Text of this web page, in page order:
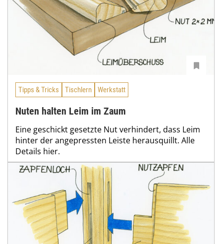
Tipps & Tricks Tischlern Werkstatt
Nuten halten Leim im Zaum
Eine geschickt gesetzte Nut verhindert, dass Leim
hinter der angepressten Leiste herausquillt. Alle
Details hier.